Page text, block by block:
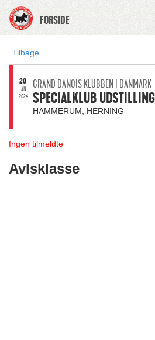
FORSIDE
Tilbage
20
JAN.
2024
GRAND DANOIS KLUBBEN I DANMARK
SPECIALKLUB UDSTILLING
HAMMERUM, HERNING
Ingen tilmeldte
Avlsklasse